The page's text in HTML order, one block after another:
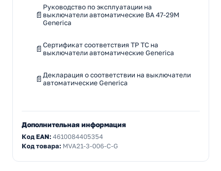
Руководство по эксплуатации на
выключатели автоматические ВА 47-29М
Generica
Сертификат соответствия ТР ТС на
выключатели автоматические Generica
Декларация о соответствии на выключатели
автоматические Generica
Дополнительная информация
Код EAN:4610084405354
Код товара: MVA21-3-006-C-G